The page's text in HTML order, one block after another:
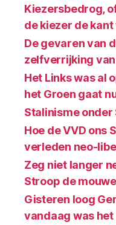
Kiezersbedrog,
de kiezer de
De gevaren van
zelfverrijking
Het Links was al
het Groen gaat
Stalinisme onder
Hoe de VVD ons
verleden neo-
Zeg niet langer
Stroop de
Gisteren loog
vandaag was het